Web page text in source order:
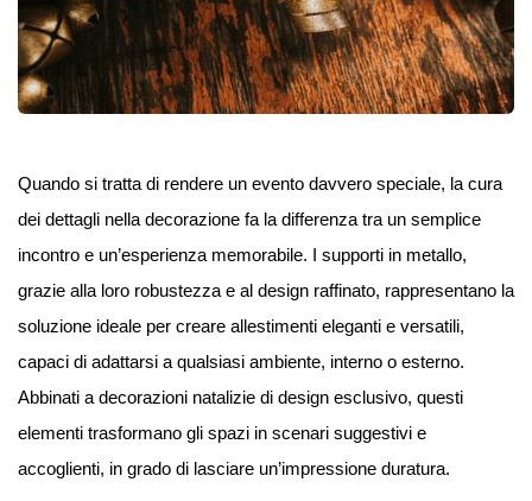
Quando si tratta di rendere un evento davvero speciale, la cura
dei dettagli nella decorazione fa la differenza tra un semplice
incontro e un’esperienza memorabile. I supporti in metallo,
grazie alla loro robustezza e al design raffinato, rappresentano la
soluzione ideale per creare allestimenti eleganti e versatili,
capaci di adattarsi a qualsiasi ambiente, interno o esterno.
Abbinati a decorazioni natalizie di design esclusivo, questi
elementi trasformano gli spazi in scenari suggestivi e
accoglienti, in grado di lasciare un’impressione duratura.